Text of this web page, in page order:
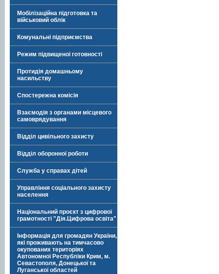
Мобілізаційна підготовка та
військовий облік
Комунальні підприємства
Режим підвищеної готовності
Протидія домашньому
насильству
Спостережна комісія
Взаємодія з органами місцевого
самоврядування
Відділ цивільного захисту
Відділ оборонної роботи
Служба у справах дітей
Управління соціального захисту
населення
Національний проєкт з цифрової
грамотності "Дія.Цифрова освіта"
Інформація для громадян України,
які проживають на тимчасово
окупованих територіях
Автономної Республіки Крим, м.
Севастополя, Донецької та
Луганської областей